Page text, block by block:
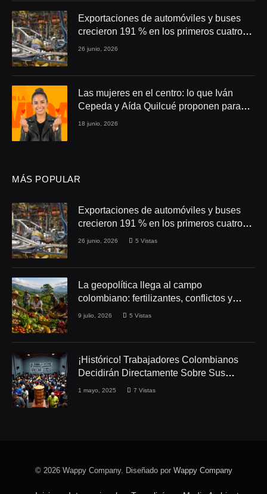
Exportaciones de automóviles y buses
crecieron 191 % en los primeros cuatro
meses de 2026
26 junio, 2026
Las mujeres en el centro: lo que Iván
Cepeda y Aída Quilcué proponen para
Colombia
18 junio, 2026
MÁS POPULAR
Exportaciones de automóviles y buses
crecieron 191 % en los primeros cuatro
meses de 2026
26 junio, 2026 5 Vistas
La geopolítica llega al campo
colombiano: fertilizantes, conflictos y
seguridad alimentaria
9 julio, 2026 5 Vistas
¡Histórico! Trabajadores Colombianos
Decidirán Directamente Sobre Sus
Derechos Laborales
1 mayo, 2025 7 Vistas
© 2026 Wappy Company. Diseñado por Wappy Company